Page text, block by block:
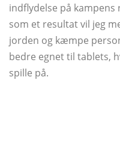
indflydelse på
som et resultat vil jeg
jorden og kæmpe
bedre egnet til tablets,
spille på.